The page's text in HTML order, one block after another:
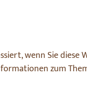
wenn Sie diese
zum